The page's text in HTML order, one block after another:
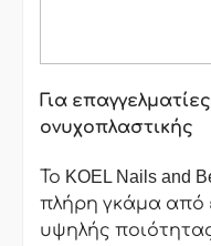
Για
ονυχοπλαστικής
Το KOEL Nails and
πλήρη γκάμα από
υψηλής